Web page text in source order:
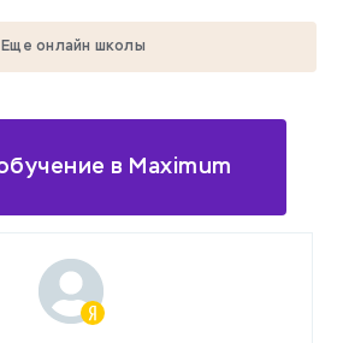
Еще онлайн школы
в Maximum